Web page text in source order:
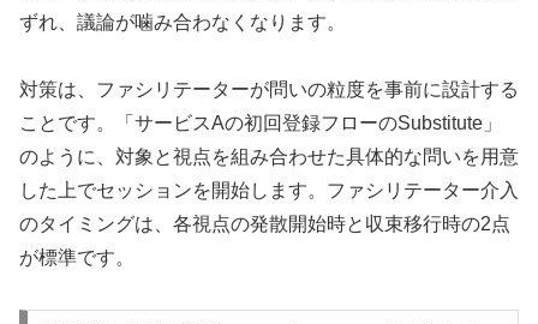
ずれ、議論が噛み合わなくなります。
対策は、ファシリテーターが問いの粒度を事前に設計する
ことです。「サービスAの初回登録フローのSubstitute」
のように、対象と視点を組み合わせた具体的な問いを用意
した上でセッションを開始します。ファシリテーター介入
のタイミングは、各視点の発散開始時と収束移行時の2点
が標準です。